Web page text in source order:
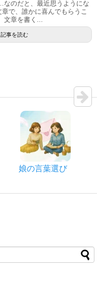
のだと、最近思うようにな
で、誰かに喜んでもらうこ
文章を書く...
記事を読む
娘の言葉選び